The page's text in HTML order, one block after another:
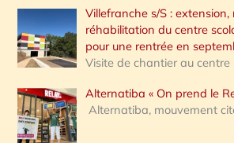
Villefranche s/S :
réhabilitation du centre
pour une rentrée en
Visite de chantier au centre
Alternatiba « On prend le
Alternatiba, mouvement